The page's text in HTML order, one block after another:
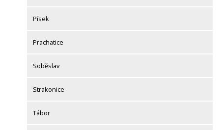
Písek
Prachatice
Soběslav
Strakonice
Tábor